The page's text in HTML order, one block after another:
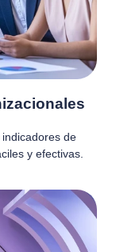
de
y efectivas.